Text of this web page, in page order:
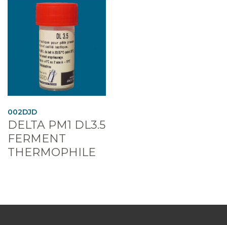
002DJD
DELTA PM1 DL3.5
FERMENT
THERMOPHILE